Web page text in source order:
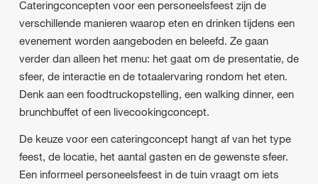
Cateringconcepten voor een personeelsfeest zijn de
verschillende manieren waarop eten en drinken tijdens een
evenement worden aangeboden en beleefd. Ze gaan
verder dan alleen het menu: het gaat om de presentatie, de
sfeer, de interactie en de totaalervaring rondom het eten.
Denk aan een foodtruckopstelling, een walking dinner, een
brunchbuffet of een livecookingconcept.
De keuze voor een cateringconcept hangt af van het type
feest, de locatie, het aantal gasten en de gewenste sfeer.
Een informeel personeelsfeest in de tuin vraagt om iets